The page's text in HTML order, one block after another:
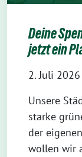
Deine
jetzt ein
2. Juli 2026
Unsere
starke
der
wollen wir